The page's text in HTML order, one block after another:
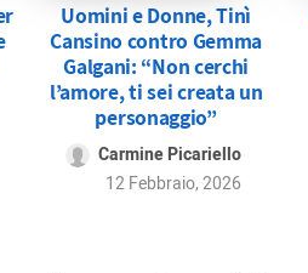
Uomini e Donne, Tinì
Cansino contro Gemma
Galgani: “Non cerchi
l’amore, ti sei creata un
personaggio”
Carmine Picariello
12 Febbraio, 2026